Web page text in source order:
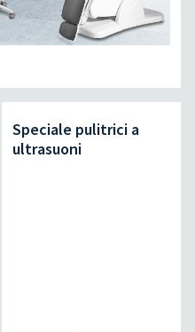
Speciale pulitrici a
ultrasuoni